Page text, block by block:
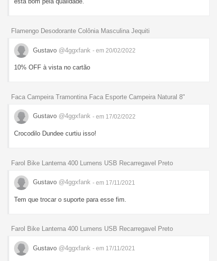
Flamengo Desodorante Colônia Masculina Jequiti
Gustavo @4ggxfank - em 20/02/2022
10% OFF à vista no cartão
Faca Campeira Tramontina Faca Esporte Campeira Natural 8"
Gustavo @4ggxfank - em 17/02/2022
Crocodilo Dundee curtiu isso!
Farol Bike Lanterna 400 Lumens USB Recarregavel Preto
Gustavo @4ggxfank - em 17/11/2021
Tem que trocar o suporte para esse fim.
Farol Bike Lanterna 400 Lumens USB Recarregavel Preto
Gustavo @4ggxfank - em 17/11/2021